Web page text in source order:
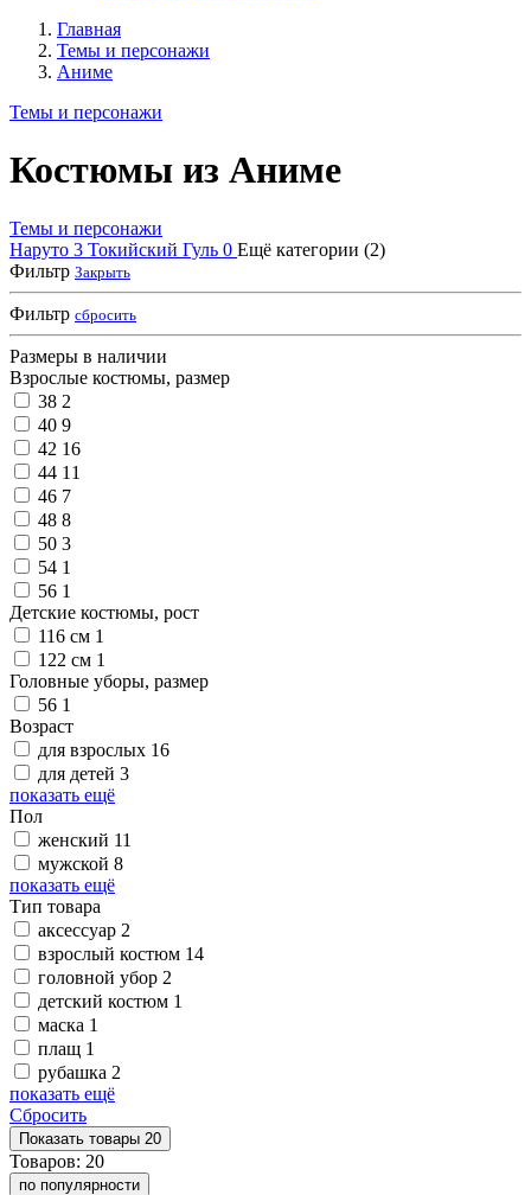
Главная
Темы и персонажи
Аниме
Темы и персонажи
Костюмы из Аниме
Темы и персонажи
Наруто 3 Токийский Гуль 0 Ещё категории (2)
Фильтр Закрыть
Фильтр сбросить
Размеры в наличии
Взрослые костюмы, размер
38 2
40 9
42 16
44 11
46 7
48 8
50 3
54 1
56 1
Детские костюмы, рост
116 см 1
122 см 1
Головные уборы, размер
56 1
Возраст
для взрослых 16
для детей 3
показать ещё
Пол
женский 11
мужской 8
показать ещё
Тип товара
аксессуар 2
взрослый костюм 14
головной убор 2
детский костюм 1
маска 1
плащ 1
рубашка 2
показать ещё
Сбросить
Показать товары 20
Товаров: 20
по популярности